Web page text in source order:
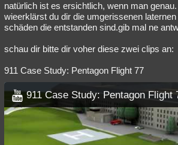
natürlich ist es ersichtlich, wenn man genau.
wieerklärst du dir die umgerissenen
schäden die entstanden sind.gib mal ne
schau dir bitte dir voher diese zwei clips an:
911 Case Study: Pentagon Flight 77
911 Case Study: Pentagon Flight